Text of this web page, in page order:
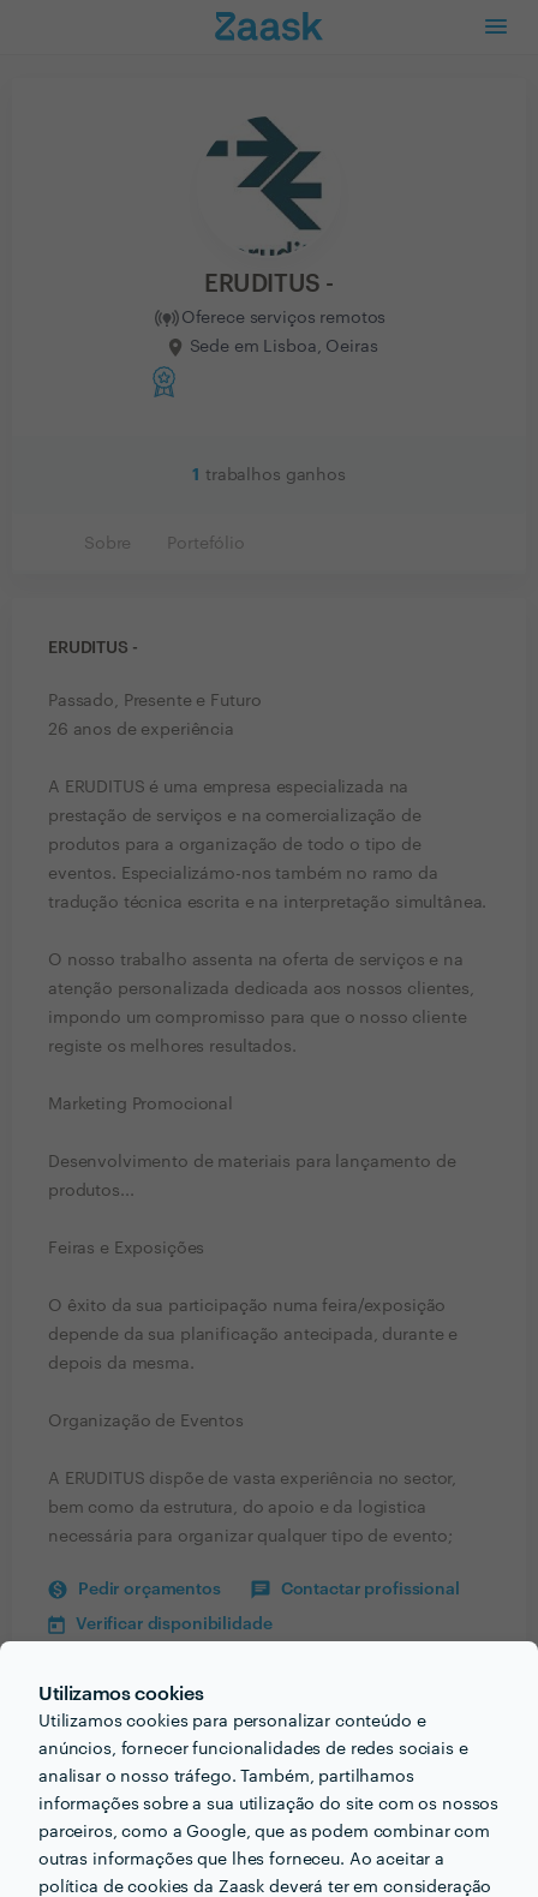
Utilizamos cookies
Utilizamos cookies para personalizar conteúdo e
anúncios, fornecer funcionalidades de redes sociais e
analisar o nosso tráfego. Também, partilhamos
informações sobre a sua utilização do site com os nossos
parceiros, como a Google, que as podem combinar com
outras informações que lhes forneceu. Ao aceitar a
política de cookies da Zaask deverá ter em consideração
ERUDITUS -
Oferece serviços remotos
Sede em Lisboa, Oeiras
1 trabalhos ganhos
Sobre Portefólio
ERUDITUS -
Passado, Presente e Futuro
26 anos de experiência
A ERUDITUS é uma empresa especializada na
prestação de serviços e na comercialização de
produtos para a organização de todo o tipo de
eventos. Especializámo-nos também no ramo da
tradução técnica escrita e na interpretação simultânea.
O nosso trabalho assenta na oferta de serviços e na
atenção personalizada dedicada aos nossos clientes,
impondo um compromisso para que o nosso cliente
registe os melhores resultados.
Marketing Promocional
Desenvolvimento de materiais para lançamento de
produtos...
Feiras e Exposições
O êxito da sua participação numa feira/exposição
depende da sua planificação antecipada, durante e
depois da mesma.
Organização de Eventos
A ERUDITUS dispõe de vasta experiência no sector,
bem como da estrutura, do apoio e da logistica
necessária para organizar qualquer tipo de evento;
Pedir orçamentos Contactar profissional
Verificar disponibilidade
Informação validada
phone_iphone Telefone